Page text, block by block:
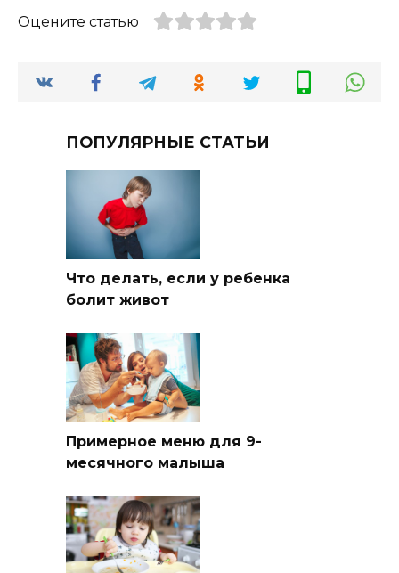
Оцените статью
ПОПУЛЯРНЫЕ СТАТЬИ
Что делать, если у ребенка
болит живот
Примерное меню для 9-
месячного малыша